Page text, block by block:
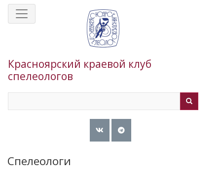
Перейти
Красноярский краевой клуб
спелеологов
Спелеологи